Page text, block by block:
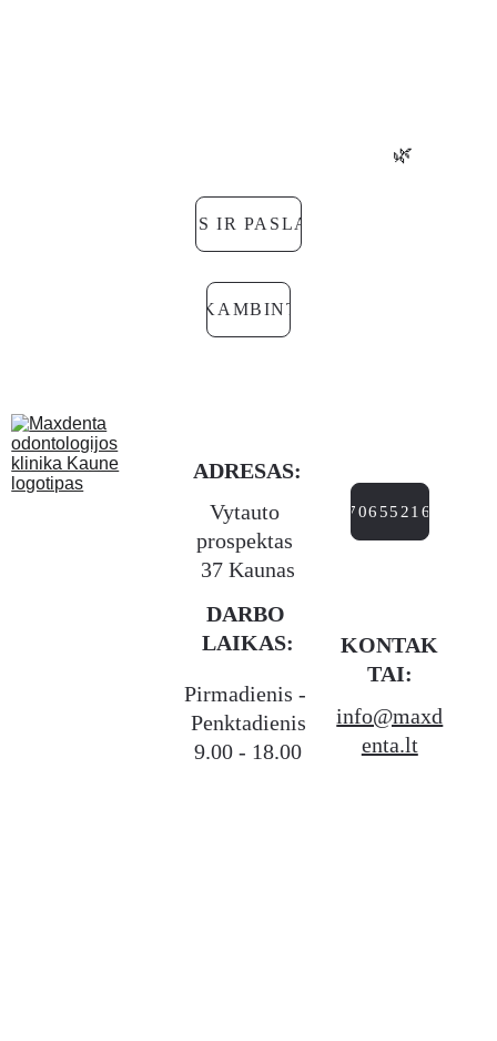
SKAMBINTI
🌿
KAINOS IR PASLAUGOS
ADRESAS:
Pirmadienis -
Penktadienis
9.00 - 18.00
+37065521666
info@maxd
enta.lt
Vytauto
prospektas
37 Kaunas
DARBO
LAIKAS:
KONTAK
TAI: